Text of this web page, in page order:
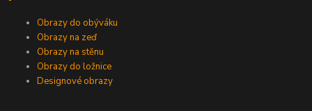
Obrazy do obýváku
Obrazy na zeď
Obrazy na stěnu
Obrazy do ložnice
Designové obrazy